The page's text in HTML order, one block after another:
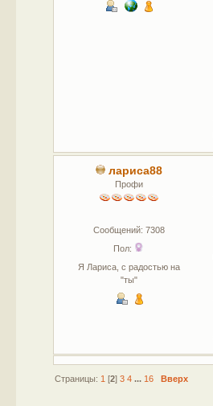
лариса88
Профи
Сообщений: 7308
Пол:
Я Лариса, с радостью на
"ты"
Страницы: 1 [2] 3 4 ... 16 Вверх